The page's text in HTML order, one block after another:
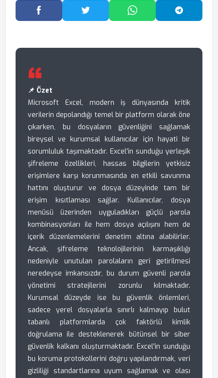
Facebook'ta PaylaşTwitter'da PaylaşWhatsApp'ta Paylaş
📌 Özet
Microsoft Excel, modern iş dünyasında kritik
verilerin depolandığı temel bir platform olarak öne
çıkarken, bu dosyaların güvenliğini sağlamak
bireysel ve kurumsal kullanıcılar için hayati bir
sorumluluk taşımaktadır. Excel'in sunduğu yerleşik
şifreleme özellikleri, hassas bilgilerin yetkisiz
erişimlere karşı korunmasında en etkili savunma
hattını oluşturur ve dosya düzeyinde tam bir
erişim kısıtlaması sağlar. Kullanıcılar, dosya
menüsü üzerinden uyguladıkları güçlü parola
kombinasyonları ile hem dosya açılışını hem de
içerik düzenlemelerini denetim altına alabilirler.
Ancak, şifreleme teknolojilerinin karmaşıklığı
nedeniyle unutulan parolaların geri getirilmesi
neredeyse imkansızdır, bu durum güvenli parola
yönetimi stratejilerini zorunlu kılmaktadır.
Kurumsal düzeyde ise bu güvenlik önlemleri,
sadece yerel dosyalarla sınırlı kalmayıp bulut
tabanlı platformlarda çok faktörlü kimlik
doğrulama ile desteklenerek bütünsel bir siber
güvenlik kalkanı oluşturmaktadır. Excel'in sunduğu
bu koruma protokollerini doğru yapılandırmak, veri
gizliliği standartlarına uyum sağlamak ve olası